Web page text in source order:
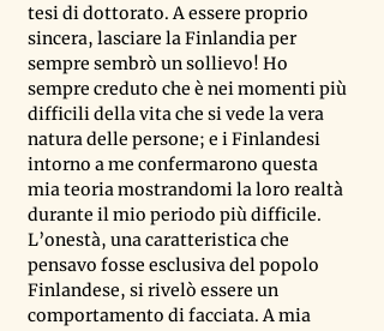
tesi di dottorato. A essere proprio
sincera, lasciare la Finlandia per
sempre sembrò un sollievo! Ho
sempre creduto che è nei momenti più
difficili della vita che si vede la vera
natura delle persone; e i Finlandesi
intorno a me confermarono questa
mia teoria mostrandomi la loro realtà
durante il mio periodo più difficile.
L’onestà, una caratteristica che
pensavo fosse esclusiva del popolo
Finlandese, si rivelò essere un
comportamento di facciata. A mia